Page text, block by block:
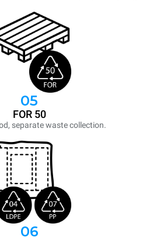
05
FOR 50
separate waste collection.
06